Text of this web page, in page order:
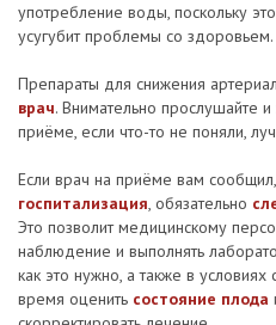
употребление воды, поскольку
усугубит проблемы со здоровьем.
Препараты для снижения
врач. Внимательно прослушайте
приёме, если что-то не поняли,
Если врач на приёме вам
госпитализация, обязательно
Это позволит медицинскому
наблюдение и выполнять
как это нужно, а также в
время оценить состояние плода